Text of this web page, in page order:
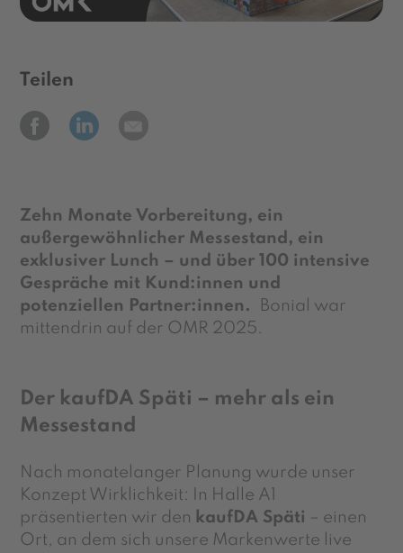
Teilen
Zehn Monate Vorbereitung, ein
außergewöhnlicher Messestand, ein
exklusiver Lunch – und über 100 intensive
Gespräche mit Kund:innen und
potenziellen Partner:innen.
Bonial war
mittendrin auf der OMR 2025.
Der kaufDA Späti – mehr als ein
Messestand
Nach monatelanger Planung wurde unser
Konzept Wirklichkeit: In Halle A1
präsentierten wir den kaufDA Späti – einen
Ort, an dem sich unsere Markenwerte live